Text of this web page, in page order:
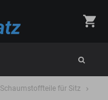
Schaumstoffteile für Sitz